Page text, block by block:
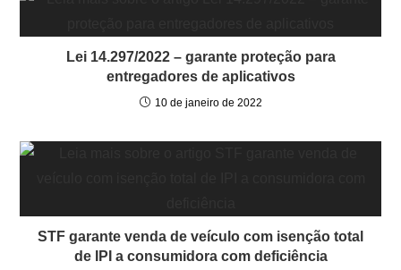
Lei 14.297/2022 – garante proteção para
entregadores de aplicativos
10 de janeiro de 2022
STF garante venda de veículo com isenção total
de IPI a consumidora com deficiência